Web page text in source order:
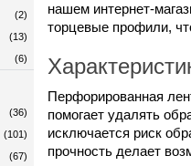
(2)
(13)
(6)
(36)
(101)
(67)
нашем интернет-
торцевые профили,
Перфорированная
помогает удалять
исключается риск
прочность делает